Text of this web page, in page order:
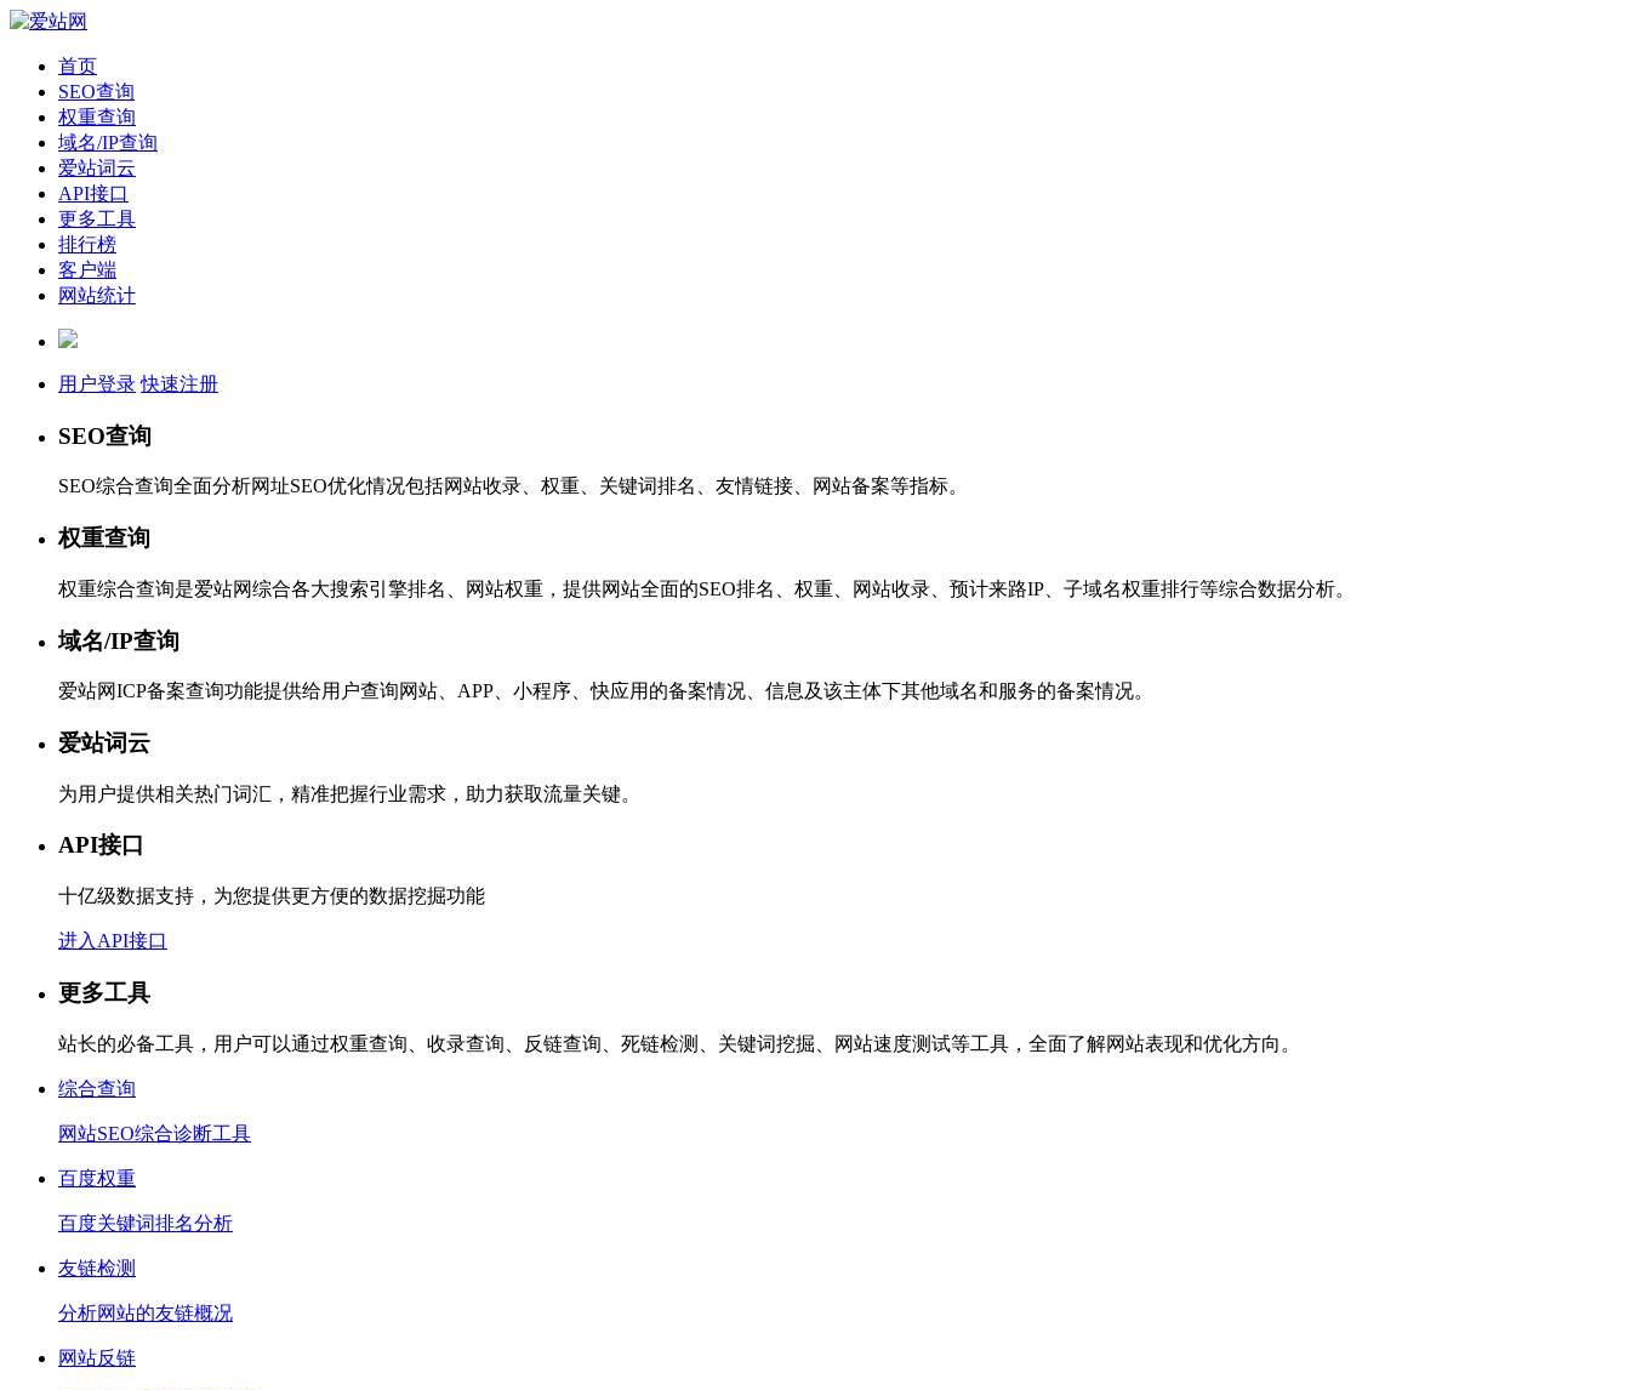
首页
SEO查询
权重查询
域名/IP查询
爱站词云
API接口
更多工具
排行榜
客户端
网站统计
用户登录 快速注册
SEO查询
SEO综合查询全面分析网址SEO优化情况包括网站收录、权重、关键词排名、友情链接、网站备案等指标。
权重查询
权重综合查询是爱站网综合各大搜索引擎排名、网站权重，提供网站全面的SEO排名、权重、网站收录、预计来路IP、子域名权重排行等综合数据分析。
域名/IP查询
爱站网ICP备案查询功能提供给用户查询网站、APP、小程序、快应用的备案情况、信息及该主体下其他域名和服务的备案情况。
爱站词云
为用户提供相关热门词汇，精准把握行业需求，助力获取流量关键。
API接口
十亿级数据支持，为您提供更方便的数据挖掘功能
进入API接口
更多工具
站长的必备工具，用户可以通过权重查询、收录查询、反链查询、死链检测、关键词挖掘、网站速度测试等工具，全面了解网站表现和优化方向。
综合查询
网站SEO综合诊断工具
百度权重
百度关键词排名分析
友链检测
分析网站的友链概况
网站反链